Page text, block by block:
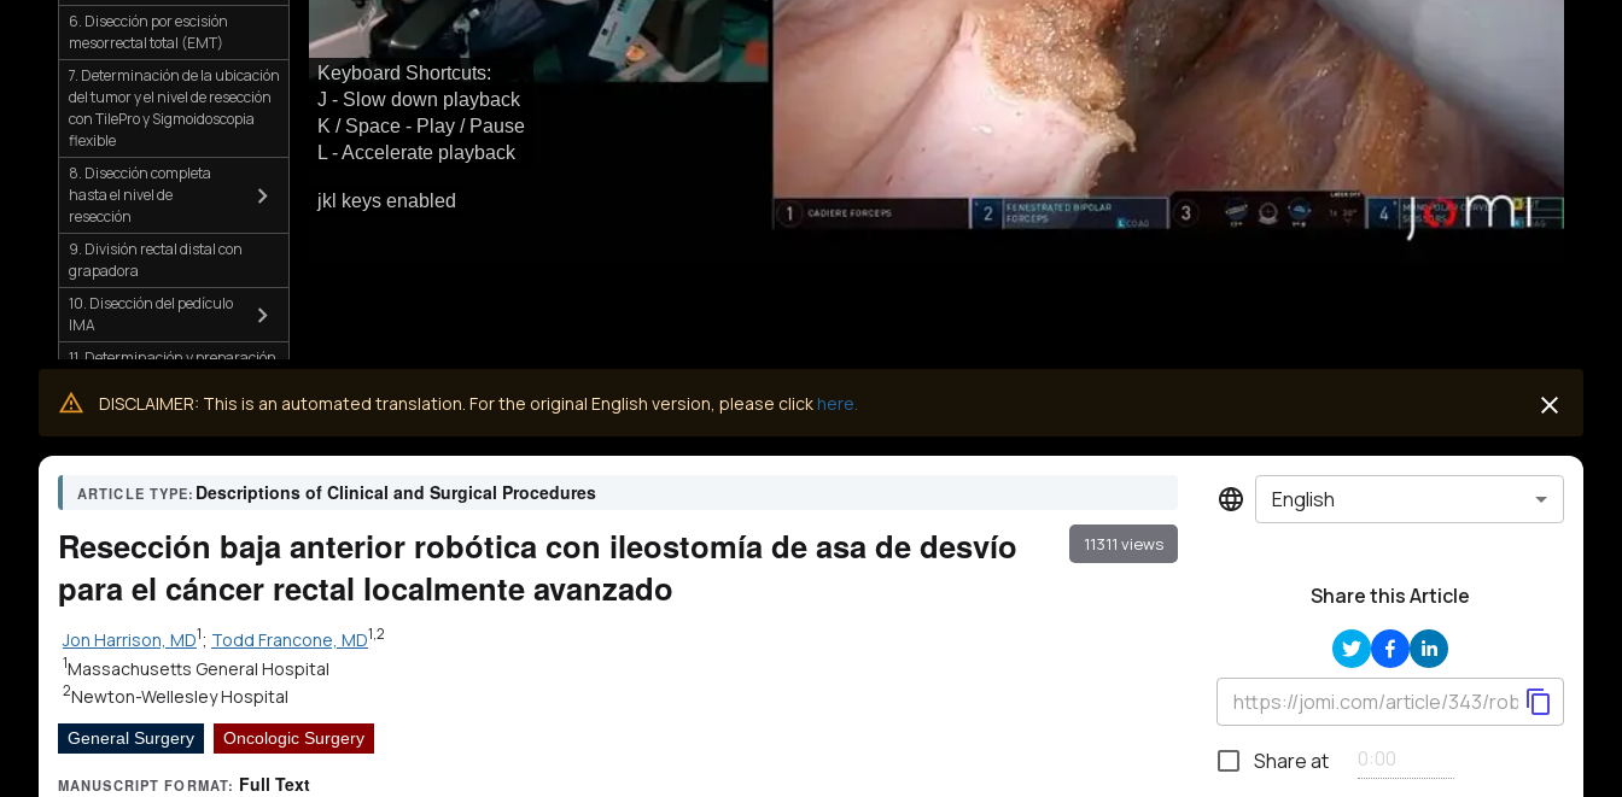
jkl keys enabled
Keyboard Shortcuts:
J - Slow down playback
K / Space - Play / Pause
L - Accelerate playback
6. Disección por escisión
mesorrectal total (EMT)
7. Determinación de la ubicación
del tumor y el nivel de resección
con TilePro y Sigmoidoscopia
flexible
8. Disección completa
hasta el nivel de
resección
9. División rectal distal con
grapadora
10. Disección del pedículo
IMA
11. Determinación y preparación
12. Compruebe la perfusión del
colon y el muñón rectal
muestras a través de la
la división intestinal
proximal
14. Anastomosis con
grapadora EEA
15. Prueba de fuga de aire para
anastomosis
16. Desacoplamiento y
17. Comentarios postoperatorios
DISCLAIMER: This is an automated translation. For the original English version, please click here.
ARTICLE TYPE: Descriptions of Clinical and Surgical Procedures
Resección baja anterior robótica con ileostomía de asa de desvío
para el cáncer rectal localmente avanzado
11311 views
Jon Harrison, MD1; Todd Francone, MD1,2
1Massachusetts General Hospital
2Newton-Wellesley Hospital
General Surgery Oncologic Surgery
MANUSCRIPT FORMAT: Full Text
English
Share this Article
Share at